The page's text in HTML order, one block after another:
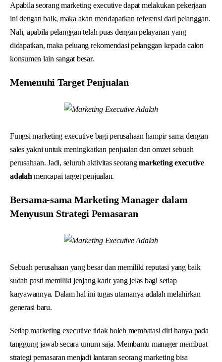
Apabila seorang marketing executive dapat melakukan pekerjaan
ini dengan baik, maka akan mendapatkan referensi dari pelanggan.
Nah, apabila pelanggan telah puas dengan pelayanan yang
didapatkan, maka peluang rekomendasi pelanggan kepada calon
konsumen lain sangat besar.
Memenuhi Target Penjualan
Fungsi marketing executive bagi perusahaan hampir sama dengan
sales yakni untuk meningkatkan penjualan dan omzet sebuah
perusahaan. Jadi, seluruh aktivitas seorangmarketing executive
adalah mencapai target penjualan.
Bersama-sama Marketing Manager dalam
Menyusun Strategi Pemasaran
Sebuah perusahaan yang besar dan memiliki reputasi yang baik
sudah pasti memiliki jenjang karir yang jelas bagi setiap
karyawannya. Dalam hal ini tugas utamanya adalah melahirkan
generasi baru.
Setiap marketing executive tidak boleh membatasi diri hanya pada
tanggung jawab secara umum saja. Membantu manager membuat
strategi pemasaran menjadi lantaran seorang marketing bisa